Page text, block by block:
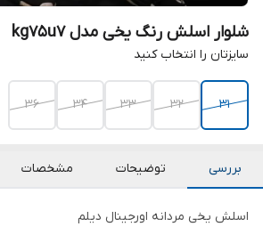
شلوار اسلش رنگ یخی مدل kg75u7
سایزتان را انتخاب کنید
31
32
33
34
36
بررسی توضیحات مشخصات
اسلش یخی مردانه اورجینال دیلم